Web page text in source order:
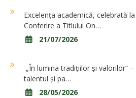
Excelența academică, celebrată
Conferire a Titlului On…
21/07/2026
„În lumina tradițiilor și valorilor”
talentul și pa…
28/05/2026